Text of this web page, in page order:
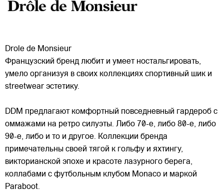
Drole de Monsieur
Французский бренд любит и умеет ностальгировать,
умело организуя в своих коллекциях спортивный шик и
streetwear эстетику.
DDM предлагают комфортный повседневный гардероб с
оммажами на ретро силуэты. Либо 70-е, либо 80-е, либо
90-е, либо и то и другое. Коллекции бренда
примечательны своей тягой к гольфу и яхтингу,
викторианской эпохе и красоте лазурного берега,
коллабами с футбольным клубом Monaco и маркой
Paraboot.